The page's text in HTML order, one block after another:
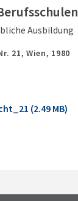
Ausbildung
21, Wien, 1980
(2.49 MB)